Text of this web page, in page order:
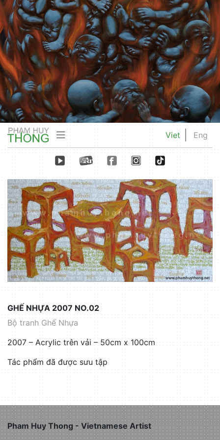
Viet Eng
GHẾ NHỰA 2007 NO.02
Bộ tranh Ghế Nhựa
2007 – Acrylic trên vải – 50cm x 100cm
Tác phẩm đã được sưu tập
Pham Huy Thong - Vietnamese Artist